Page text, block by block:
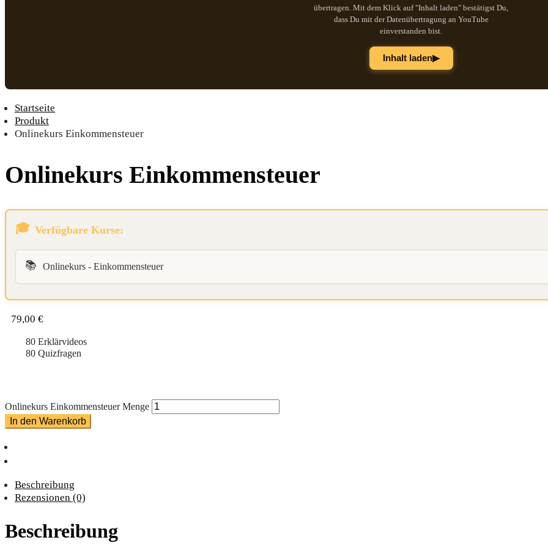
übertragen. Mit dem Klick auf "Inhalt laden" bestätigst Du,
dass Du mit der Datenübertragung an YouTube
einverstanden bist.
Inhalt laden▶
Startseite
Produkt
Onlinekurs Einkommensteuer
Online­kurs Einkommensteuer
Verfügbare Kurse:
📚 Onlinekurs - Einkommensteuer
79,00 €
80 Erklärvideos
80 Quizfragen
Onlinekurs Einkommensteuer Menge
In den Warenkorb
Beschreibung
Rezensionen (0)
Beschreibung